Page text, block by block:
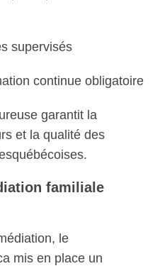
supervisés
continue obligatoire
garantit la
et la qualité des
familiale
le
mis en place un